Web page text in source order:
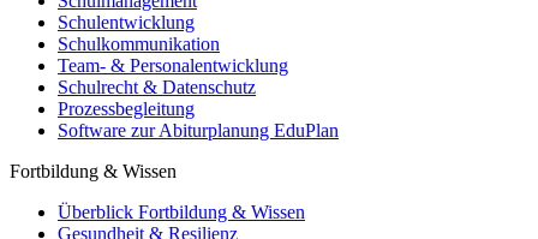
Schulentwicklung
Schulkommunikation
Team- & Personalentwicklung
Schulrecht & Datenschutz
Prozessbegleitung
Software zur Abiturplanung EduPlan
Fortbildung & Wissen
Überblick Fortbildung & Wissen
Gesundheit & Resilienz